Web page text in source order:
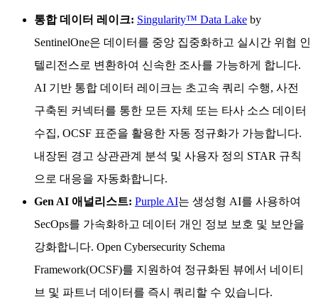
통합 데이터 레이크: Singularity™ Data Lake by
SentinelOne은 데이터를 중앙 집중화하고 실시간 위협 인
텔리전스로 변환하여 신속한 조사를 가능하게 합니다.
AI 기반 통합 데이터 레이크는 초고속 쿼리 수행, 사전
구축된 커넥터를 통한 모든 자체 또는 타사 소스 데이터
수집, OCSF 표준을 활용한 자동 정규화가 가능합니다.
내장된 경고 상관관계 분석 및 사용자 정의 STAR 규칙
으로 대응을 자동화합니다.
Gen AI 애널리스트: Purple AI는 생성형 AI를 사용하여
SecOps를 가속화하고 데이터 개인 정보 보호 및 보안을
강화합니다. Open Cybersecurity Schema
Framework(OCSF)를 지원하여 정규화된 뷰에서 네이티
브 및 파트너 데이터를 즉시 쿼리할 수 있습니다.